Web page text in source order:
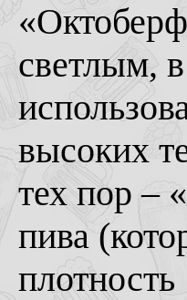
светлым,
высоких
тех пор –
пива